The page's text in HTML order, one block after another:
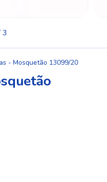
3
- Mosquetão 13099/20